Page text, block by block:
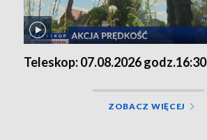
Teleskop: 07.08.2026 godz.16:30
ZOBACZ WIĘCEJ